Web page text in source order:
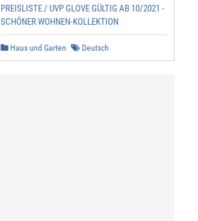
PREISLISTE / UVP GLOVE GÜLTIG AB 10/2021 -
SCHÖNER WOHNEN-KOLLEKTION
Haus und Garten Deutsch